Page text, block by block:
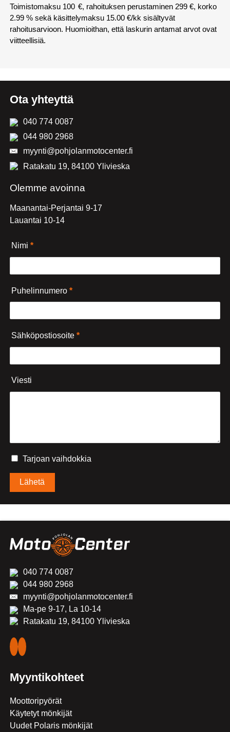
Toimistomaksu 100 €, rahoituksen perustaminen 299 €, korko
2.99 % sekä käsittelymaksu 15.00 €/kk sisältyvät
rahoitusarvioon. Huomioithan, että laskurin antamat arvot ovat
viitteellisiä.
Ota yhteyttä
040 774 0087
044 980 2968
myynti@pohjolanmotocenter.fi
Ratakatu 19, 84100 Ylivieska
Olemme avoinna
Maanantai-Perjantai 9-17
Lauantai 10-14
Nimi*
Puhelinnumero*
Sähköpostiosoite*
Viesti
Tarjoan vaihdokkia
Vaihdokin tiedot
Malli
Vuosimalli
Rekisterinumero
040 774 0087
044 980 2968
myynti@pohjolanmotocenter.fi
Ma-pe 9-17, La 10-14
Ratakatu 19, 84100 Ylivieska
Myyntikohteet
Moottoripyörät
Käytetyt mönkijät
Uudet Polaris mönkijät